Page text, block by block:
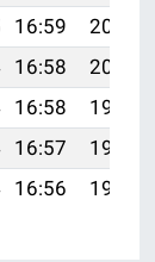
16:59
20:01
16:58
20:00
16:58
19:58
16:57
19:57
16:56 19:55